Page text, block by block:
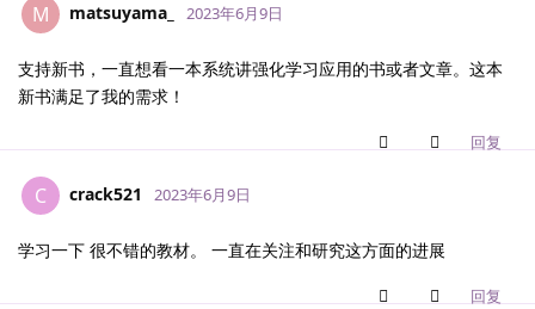
M matsuyama_ 2023年6月9日
支持新书，一直想看一本系统讲强化学习应用的书或者文章。这本
新书满足了我的需求！
回复
C crack521 2023年6月9日
学习一下 很不错的教材。 一直在关注和研究这方面的进展
回复